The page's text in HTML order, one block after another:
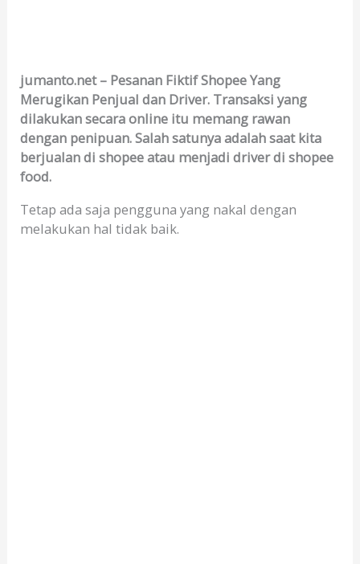
jumanto.net – Pesanan Fiktif Shopee Yang
Merugikan Penjual dan Driver. Transaksi yang
dilakukan secara online itu memang rawan
dengan penipuan. Salah satunya adalah saat kita
berjualan di shopee atau menjadi driver di shopee
food.
Tetap ada saja pengguna yang nakal dengan
melakukan hal tidak baik.